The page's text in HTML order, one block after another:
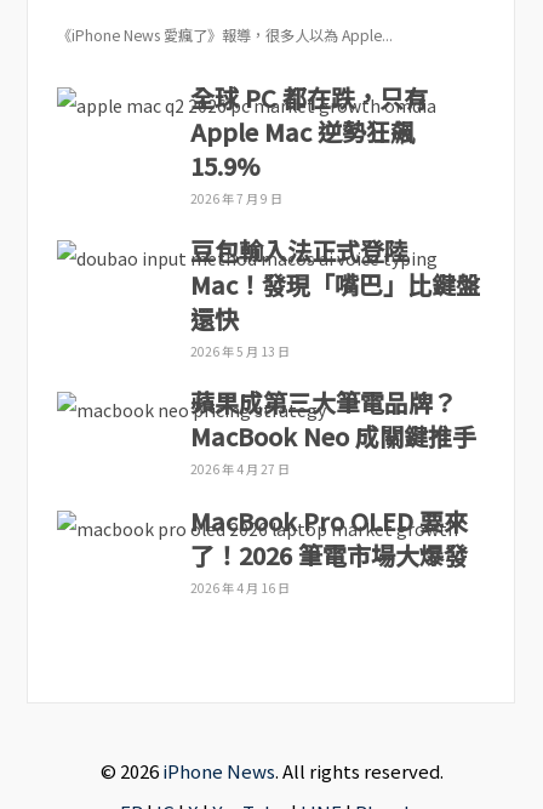
《iPhone News 愛瘋了》報導，很多人以為 Apple...
全球 PC 都在跌，只有
Apple Mac 逆勢狂飆
15.9%
2026 年 7 月 9 日
豆包輸入法正式登陸
Mac！發現「嘴巴」比鍵盤
還快
2026 年 5 月 13 日
蘋果成第三大筆電品牌？
MacBook Neo 成關鍵推手
2026 年 4 月 27 日
MacBook Pro OLED 要來
了！2026 筆電市場大爆發
2026 年 4 月 16 日
© 2026iPhone News. All rights reserved.